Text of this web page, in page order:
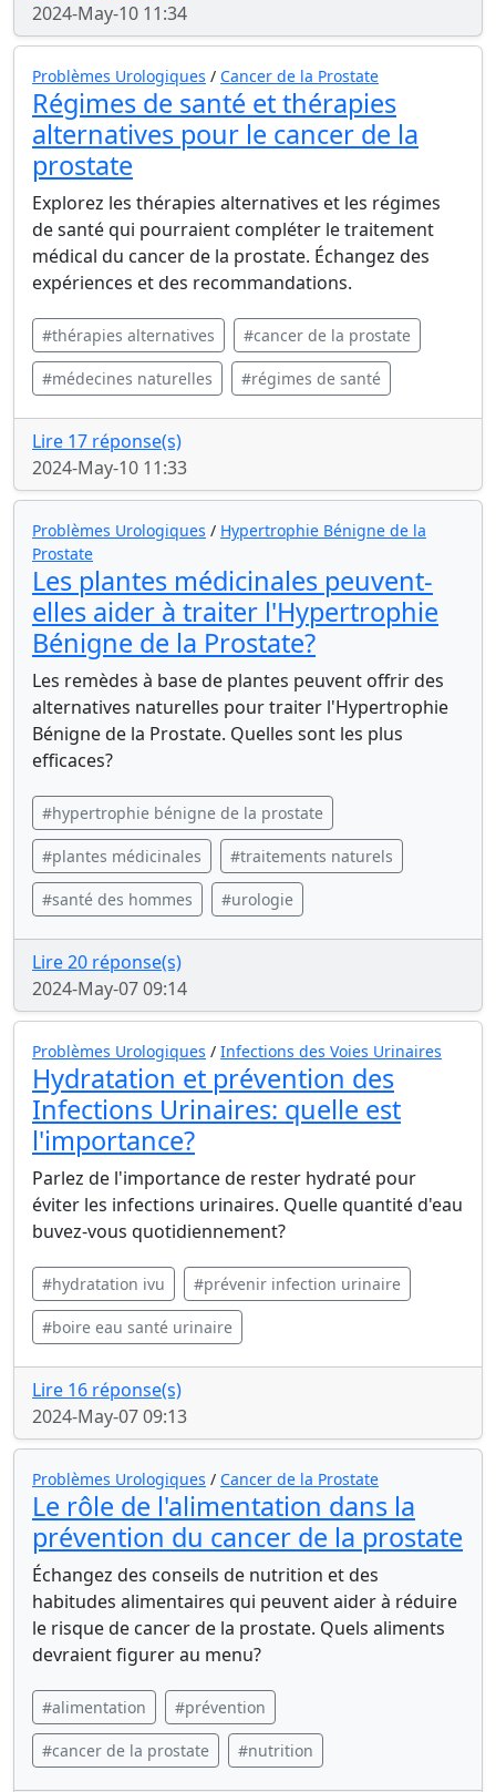
2024-May-10 11:34
Problèmes Urologiques / Cancer de la Prostate
Régimes de santé et thérapies
alternatives pour le cancer de la
prostate
Explorez les thérapies alternatives et les régimes
de santé qui pourraient compléter le traitement
médical du cancer de la prostate. Échangez des
expériences et des recommandations.
#thérapies alternatives #cancer de la prostate
#médecines naturelles #régimes de santé
Lire 17 réponse(s)
2024-May-10 11:33
Problèmes Urologiques / Hypertrophie Bénigne de la
Prostate
Les plantes médicinales peuvent-
elles aider à traiter l'Hypertrophie
Bénigne de la Prostate?
Les remèdes à base de plantes peuvent offrir des
alternatives naturelles pour traiter l'Hypertrophie
Bénigne de la Prostate. Quelles sont les plus
efficaces?
#hypertrophie bénigne de la prostate
#plantes médicinales #traitements naturels
#santé des hommes #urologie
Lire 20 réponse(s)
2024-May-07 09:14
Problèmes Urologiques / Infections des Voies Urinaires
Hydratation et prévention des
Infections Urinaires: quelle est
l'importance?
Parlez de l'importance de rester hydraté pour
éviter les infections urinaires. Quelle quantité d'eau
buvez-vous quotidiennement?
#hydratation ivu #prévenir infection urinaire
#boire eau santé urinaire
Lire 16 réponse(s)
2024-May-07 09:13
Problèmes Urologiques / Cancer de la Prostate
Le rôle de l'alimentation dans la
prévention du cancer de la prostate
Échangez des conseils de nutrition et des
habitudes alimentaires qui peuvent aider à réduire
le risque de cancer de la prostate. Quels aliments
devraient figurer au menu?
#alimentation #prévention
#cancer de la prostate #nutrition